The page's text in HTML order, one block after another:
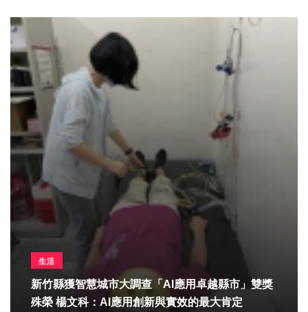
生活
新竹縣獲智慧城市大調查「AI應用卓越縣市」雙獎
殊榮 楊文科：AI應用創新與實效的最大肯定